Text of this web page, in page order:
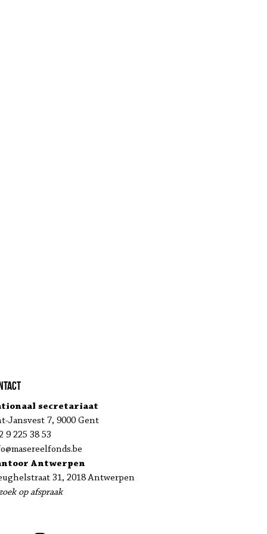
secretariaat
Jansvest 7, 9000 Gent
9 225 38 53
Antwerpen
31, 2018 Antwerpen
op afspraak